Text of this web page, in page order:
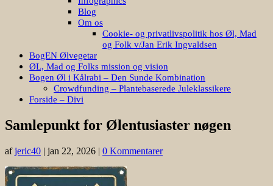
Blog
Om os
Cookie- og privatlivspolitik hos Øl, Mad
og Folk v/Jan Erik Ingvaldsen
BogEN Ølvegetar
ØL, Mad og Folks mission og vision
Bogen Øl i Kålrabi – Den Sunde Kombination
Crowdfunding – Plantebaserede Juleklassikere
Forside – Divi
Samlepunkt for Ølentusiaster nøgen
afjeric40 | jan 22, 2026 | 0 Kommentarer